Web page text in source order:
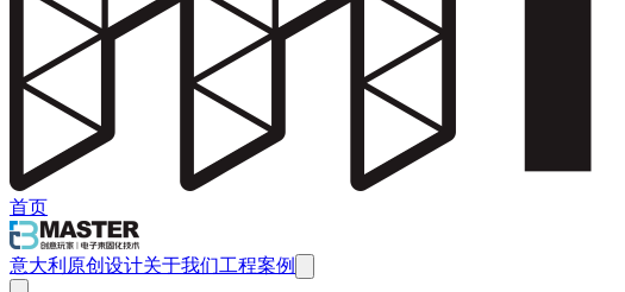
首页
意大利原创设计关于我们工程案例